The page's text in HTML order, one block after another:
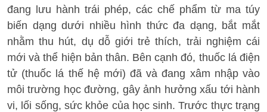
đang lưu hành trái phép, các chế phẩm từ ma túy
biến dạng dưới nhiều hình thức đa dạng, bắt mắt
nhằm thu hút, dụ dỗ giới trẻ thích, trải nghiệm cái
mới và thể hiện bản thân. Bên cạnh đó, thuốc lá điện
tử (thuốc lá thế hệ mới) đã và đang xâm nhập vào
môi trường học đường, gây ảnh hưởng xấu tới hành
vi, lối sống, sức khỏe của học sinh. Trước thực trạng